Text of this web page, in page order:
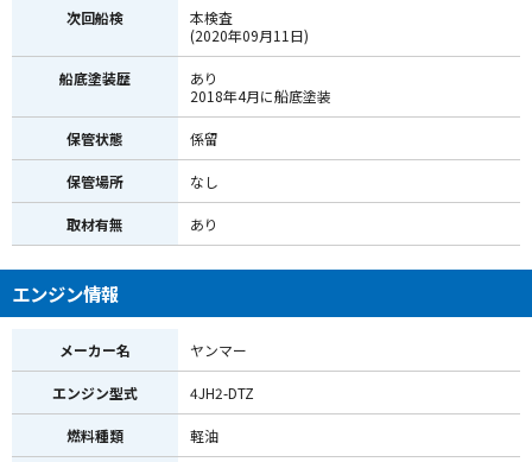
次回船検
本検査
(2020年09月11日)
船底塗装歴
あり
2018年4月に船底塗装
保管状態 係留
保管場所 なし
取材有無 あり
エンジン情報
メーカー名 ヤンマー
エンジン型式 4JH2-DTZ
燃料種類 軽油